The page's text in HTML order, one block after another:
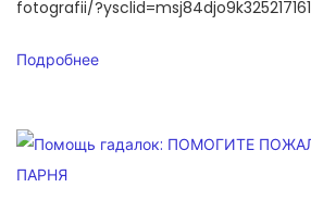
fotografii/?ysclid=msj84djo9k325217161
Подробнее